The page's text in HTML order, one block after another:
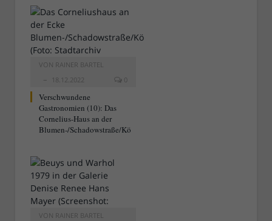
VON RAINER BARTEL
18.12.2022
0
Verschwundene
Gastronomien (10): Das
Cornelius-Haus an der
Blumen-/Schadowstraße/Kö
VON RAINER BARTEL